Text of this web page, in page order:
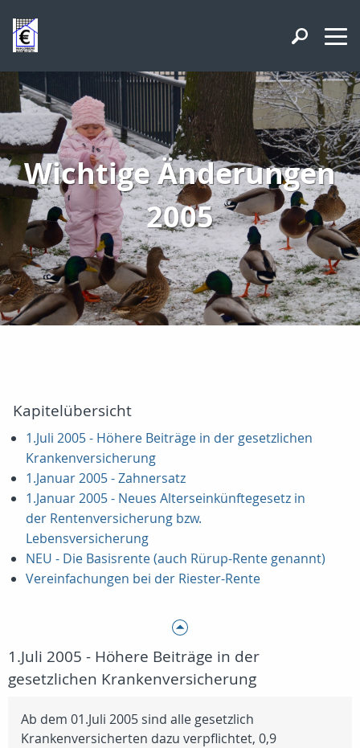
Wichtige Änderungen
2005
Kapitelübersicht
1.Juli 2005 - Höhere Beiträge in der gesetzlichen
Krankenversicherung
1.Januar 2005 - Zahnersatz
1.Januar 2005 - Neues Alterseinkünftegesetz in
der Rentenversicherung bzw.
Lebensversicherung
NEU - Die Basisrente (auch Rürup-Rente genannt)
Vereinfachungen bei der Riester-Rente
1.Juli 2005 - Höhere Beiträge in der
gesetzlichen Krankenversicherung
Ab dem 01.Juli 2005 sind alle gesetzlich
Krankenversicherten dazu verpflichtet, 0,9